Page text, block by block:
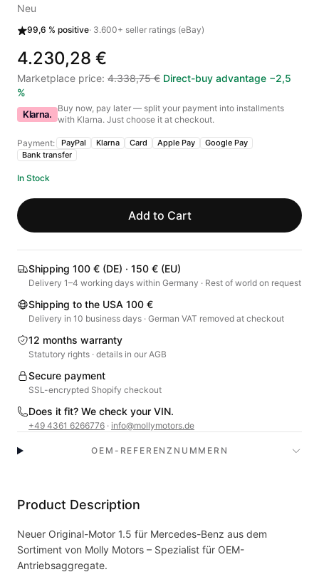
Neu
99,6 % positive· 3.600+ seller ratings (eBay)
4.230,28 €
Marketplace price: 4.338,75 € Direct-buy advantage −2,5
%
Klarna. Buy now, pay later — split your payment into installments
with Klarna. Just choose it at checkout.
Payment: PayPal Klarna Card Apple Pay
Google Pay
Bank transfer
In Stock
Add to Cart
Shipping 100 € (DE) · 150 € (EU)
Delivery 1–4 working days within Germany · Rest of world on request
Shipping to the USA 100 €
Delivery in 10 business days · German VAT removed at checkout
12 months warranty
Statutory rights · details in our AGB
Secure payment
SSL-encrypted Shopify checkout
Does it fit? We check your VIN.
+49 4361 6266776 · info@mollymotors.de
OEM-REFERENZNUMMERN
Product Description
Neuer Original-Motor 1.5 für Mercedes-Benz aus dem
Sortiment von Molly Motors – Spezialist für OEM-
Antriebsaggregate.